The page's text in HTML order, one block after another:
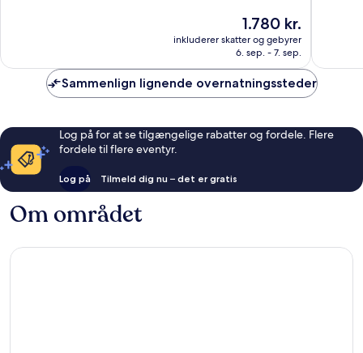
Prisen
er
1.780 kr.
1.780 kr.
inkluderer skatter og gebyrer
6. sep. - 7. sep.
Sammenlign lignende overnatningssteder
Log på for at se tilgængelige rabatter og fordele. Flere
fordele til flere eventyr.
Log på Tilmeld dig nu – det er gratis
Om området